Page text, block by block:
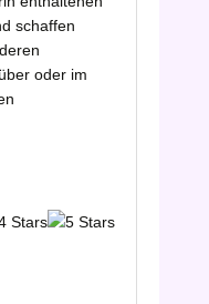
schaffen
oder im